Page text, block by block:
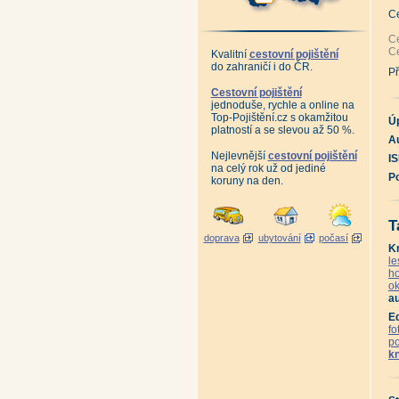
Kvalitní cestovní pojištění
do zahraničí i do ČR.
Cestovní pojištění
jednoduše, rychle a online na
Top-Pojištění.cz s okamžitou
platností a se slevou až 50 %.
Nejlevnější cestovní pojištění
na celý rok už od jediné
koruny na den.
doprava ubytování počasí